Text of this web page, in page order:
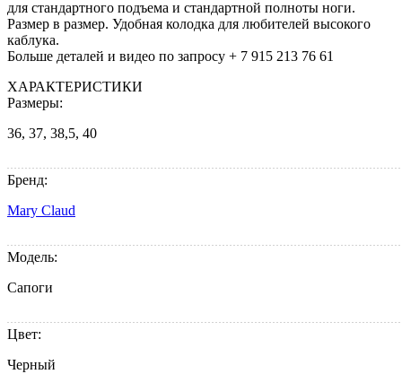
для стандартного подъема и стандартной полноты ноги.
Размер в размер. Удобная колодка для любителей высокого
каблука.
Больше деталей и видео по запросу + 7 915 213 76 61
ХАРАКТЕРИСТИКИ
Размеры:
36, 37, 38,5, 40
Бренд:
Mary Claud
Модель:
Сапоги
Цвет:
Черный